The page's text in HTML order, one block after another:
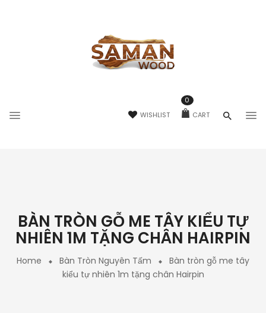
WISHLIST CART
0
BÀN TRÒN GỖ ME TÂY KIỂU TỰ
NHIÊN 1M TẶNG CHÂN HAIRPIN
Home Bàn Tròn Nguyên Tấm
Bàn tròn gỗ me tây
kiểu tự nhiên 1m tặng chân Hairpin